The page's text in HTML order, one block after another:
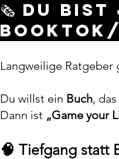
🗞️ Du
Langweilige Ratgeber
Du willst ein Buch,
Dann ist „Game your
🧠 Tiefgang statt